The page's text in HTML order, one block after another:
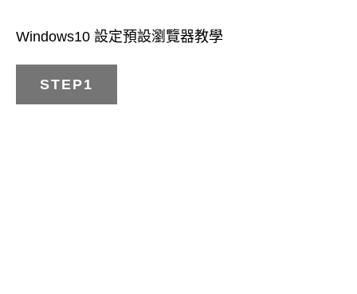
Windows10 設定預設瀏覽器教學
STEP1